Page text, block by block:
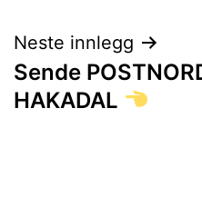
Neste innlegg
Sende
HAKADAL